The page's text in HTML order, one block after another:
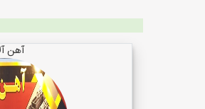
آهن